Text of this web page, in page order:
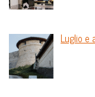
Luglio e